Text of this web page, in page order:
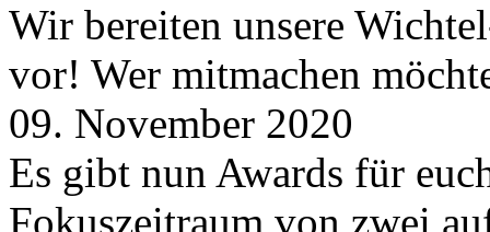
Wir bereiten unsere
vor! Wer mitmachen
09. November 2020
Es gibt nun Awards für
Fokuszeitraum von zwei